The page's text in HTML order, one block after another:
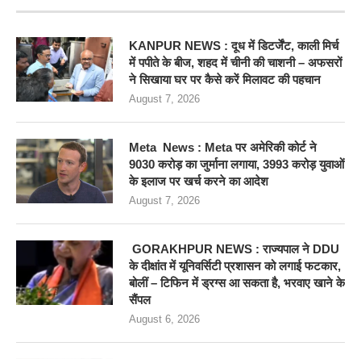
KANPUR NEWS : दूध में डिटर्जेंट, काली मिर्च
में पपीते के बीज, शहद में चीनी की चाशनी – अफसरों
ने सिखाया घर पर कैसे करें मिलावट की पहचान
August 7, 2026
Meta News : Meta पर अमेरिकी कोर्ट ने
9030 करोड़ का जुर्माना लगाया, 3993 करोड़ युवाओं
के इलाज पर खर्च करने का आदेश
August 7, 2026
GORAKHPUR NEWS : राज्यपाल ने DDU
के दीक्षांत में यूनिवर्सिटी प्रशासन को लगाई फटकार,
बोलीं – टिफिन में ड्रग्स आ सकता है, भरवाए खाने के
सैंपल
August 6, 2026